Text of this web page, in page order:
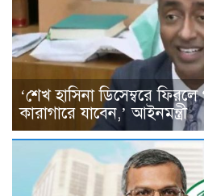
‘শেখ হাসিনা ডিসেম্বরে
কারাগারে যাবেন,’ আইনমন্ত্রী